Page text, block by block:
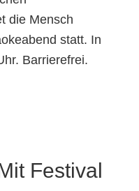
die Mensch
statt. In
Barrierefrei.
Festival